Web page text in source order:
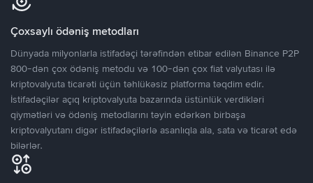
Çoxsaylı ödəniş metodları
Dünyada milyonlarla istifadəçi tərəfindən etibar edilən Binance P2P
800-dən çox ödəniş metodu və 100-dən çox fiat valyutası ilə
kriptovalyuta ticarəti üçün təhlükəsiz platforma təqdim edir.
İstifadəçilər açıq kriptovalyuta bazarında üstünlük verdikləri
qiymətləri və ödəniş metodlarını təyin edərkən birbaşa
kriptovalyutanı digər istifadəçilərlə asanlıqla ala, sata və ticarət edə
bilərlər.